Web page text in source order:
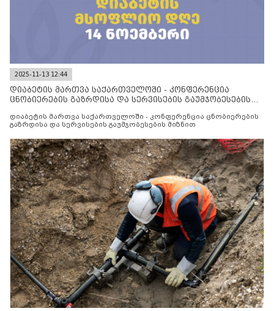
2025-11-13 12:44
დიაბეტის მართვა საქართველოში - კონფერენცია
ცნობიერების გაზრდისა და სერვისების გაუმჯობესების
დიაბეტის მართვა საქართველოში - კონფერენცია ცნობიერების
გაზრდისა და სერვისების გაუმჯობესების მიზნით